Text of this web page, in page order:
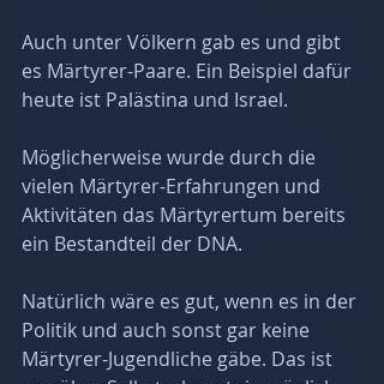
Auch unter Völkern gab es und gibt
es Märtyrer-Paare. Ein Beispiel dafür
heute ist Palästina und Israel.
Möglicherweise wurde durch die
vielen Märtyrer-Erfahrungen und
Aktivitäten das Märtyrertum bereits
ein Bestandteil der DNA.
Natürlich wäre es gut, wenn es in der
Politik und auch sonst gar keine
Märtyrer-Jugendliche gäbe. Das ist